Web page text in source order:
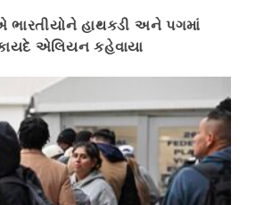
ભારતીયોને હાથકડી અને પગમાં
એલિયન કહેવાયા